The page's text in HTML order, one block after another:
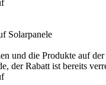
Solarpanele
und die Produkte auf der
der Rabatt ist bereits